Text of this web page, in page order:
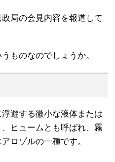
局の会見内容を報道して
ものなのでしょうか。
遊する微小な液体または
ヒュームとも呼ばれ、霧
ロゾルの一種です。